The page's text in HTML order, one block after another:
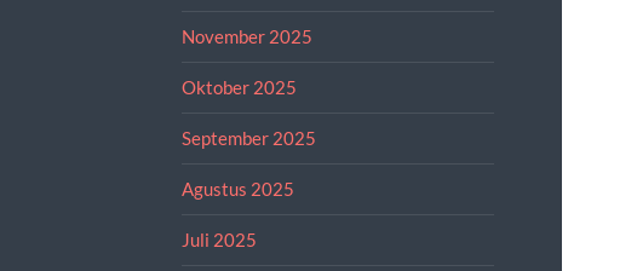
November 2025
Oktober 2025
September 2025
Agustus 2025
Juli 2025